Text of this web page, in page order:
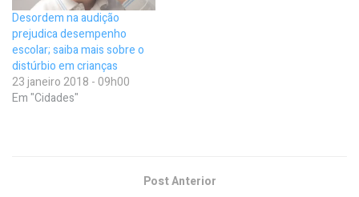
Desordem na audição
prejudica desempenho
escolar; saiba mais sobre o
distúrbio em crianças
23 janeiro 2018 - 09h00
Em "Cidades"
Post Anterior